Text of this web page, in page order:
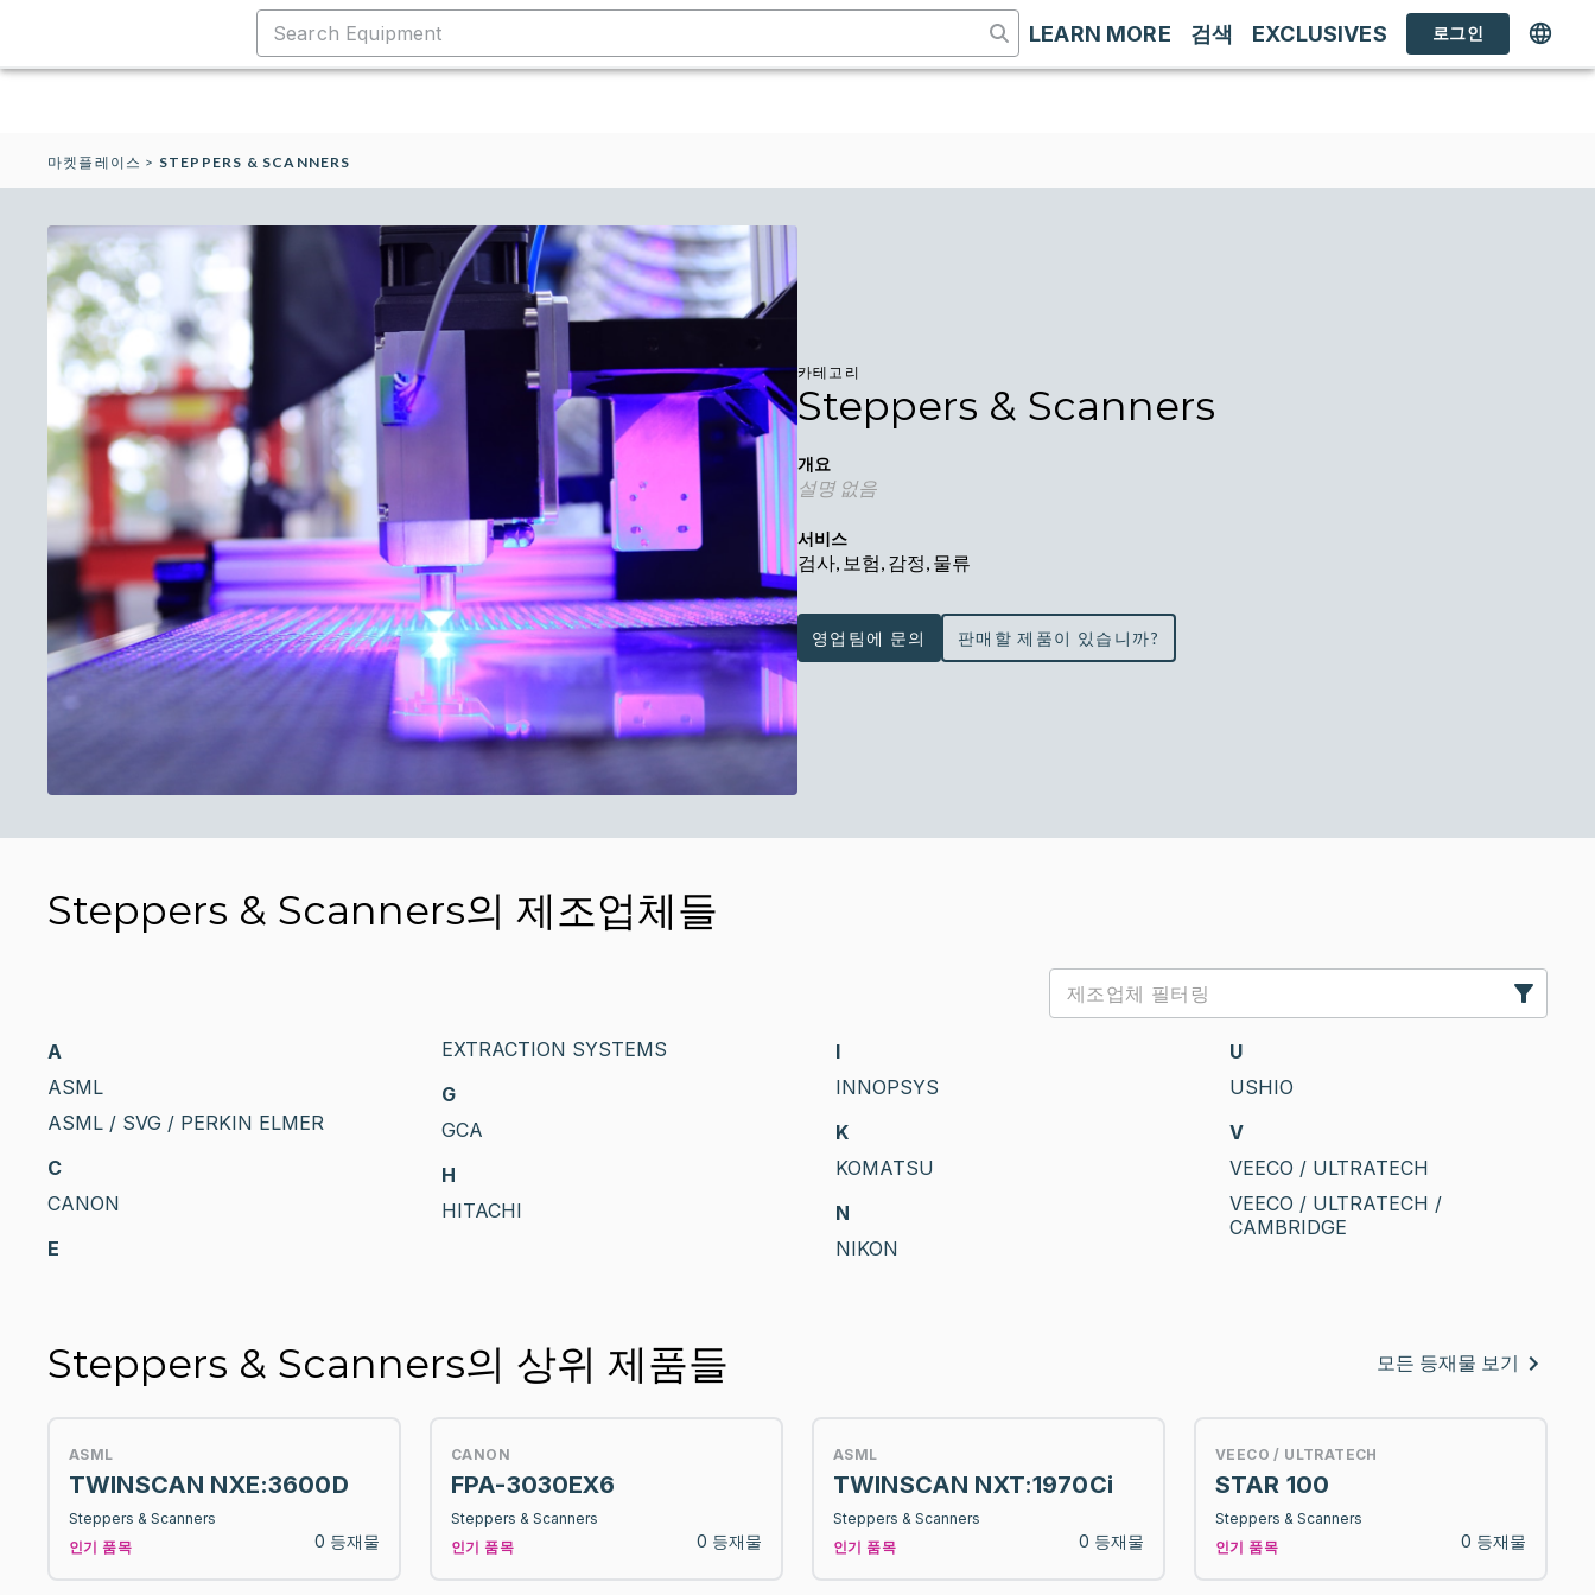
LEARN MORE 검색 EXCLUSIVES 로그인
마켓플레이스 > STEPPERS & SCANNERS
카테고리
Steppers & Scanners
개요
설명 없음
서비스
검사, 보험, 감정, 물류
영업팀에 문의 판매할 제품이 있습니까?
Steppers & Scanners의 제조업체들
A
ASML
ASML / SVG / PERKIN ELMER
C
CANON
E
EXTRACTION SYSTEMS
G
GCA
H
HITACHI
I
INNOPSYS
K
KOMATSU
N
NIKON
U
USHIO
V
VEECO / ULTRATECH
VEECO / ULTRATECH /
CAMBRIDGE
Steppers & Scanners의 상위 제품들 모든 등재물 보기
ASML
TWINSCAN NXE:3600D
Steppers & Scanners
인기 품목
0 등재물
CANON
FPA-3030EX6
Steppers & Scanners
인기 품목
0 등재물
ASML
TWINSCAN NXT:1970Ci
Steppers & Scanners
인기 품목
0 등재물
VEECO / ULTRATECH
STAR 100
Steppers & Scanners
인기 품목
0 등재물